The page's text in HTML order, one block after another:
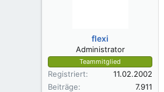
flexi
Administrator
Teammitglied
Registriert
11.02.2002
Beiträge
7.911